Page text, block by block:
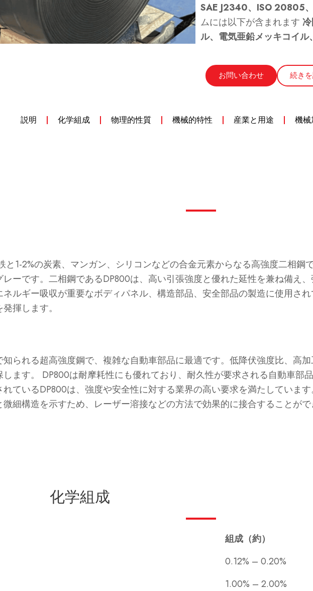
SAE J2340、ISO 20805
ムには以下が含まれます
ル、電気亜鉛メッキコイ
お問い合わせ 続き
説明 化学組成 物理的性質 機械的特性 産業と用途 機
と1-2%の炭素、マンガン、シリコンなどの合金元素からなる高強度二相
ーです。二相鋼であるDP800は、高い引張強度と優れた延性を兼ね備え
ルギー吸収が重要なボディパネル、構造部品、安全部品の製造に使用さ
揮します。
られる超高強度鋼で、複雑な自動車部品に最適です。低降伏強度比、高
ます。 DP800は耐摩耗性にも優れており、耐久性が要求される自動車部
ているDP800は、強度や安全性に対する業界の高い要求を満たしていま
細構造を示すため、レーザー溶接などの方法で効果的に接合することがで
化学組成
組成（約）
0.12% – 0.20%
1.00% – 2.00%